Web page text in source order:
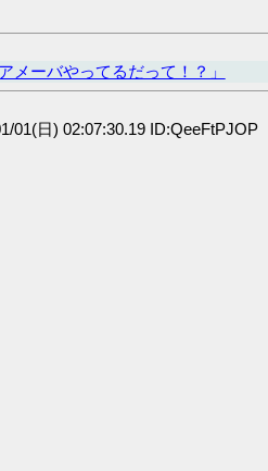
メーバやってるだって！？」
01(日) 02:07:30.19 ID:QeeFtPJOP